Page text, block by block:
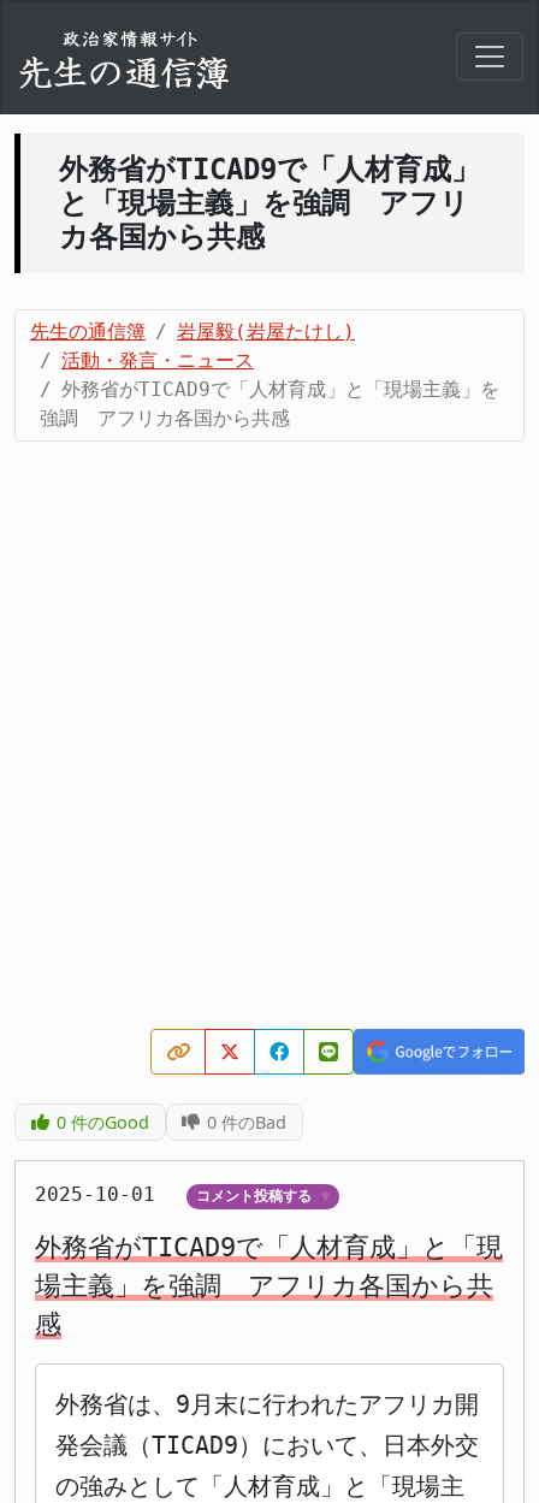
外務省がTICAD9で「人材育成」
と「現場主義」を強調 アフリ
カ各国から共感
先生の通信簿
岩屋毅(岩屋たけし)
活動・発言・ニュース
外務省がTICAD9で「人材育成」と「現場主義」を
強調 アフリカ各国から共感
0件のGood 0 件のBad
2025-10-01 コメント投稿する ▼
外務省がTICAD9で「人材育成」と「現
場主義」を強調 アフリカ各国から共
感
外務省は、9月末に行われたアフリカ開
発会議（TICAD9）において、日本外交
の強みとして「人材育成」と「現場主